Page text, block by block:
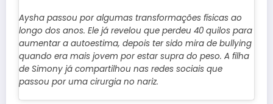
Aysha passou por algumas transformações físicas ao
longo dos anos. Ele já revelou que perdeu 40 quilos para
aumentar a autoestima, depois ter sido mira de bullying
quando era mais jovem por estar supra do peso. A filha
de Simony já compartilhou nas redes sociais que
passou por uma cirurgia no nariz.